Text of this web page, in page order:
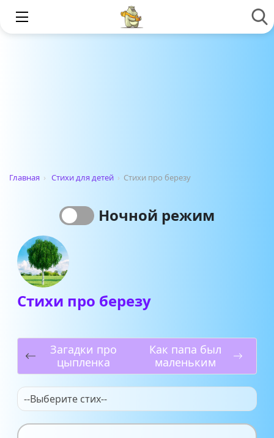
Главная › Стихи для детей › Стихи про березу
Ночной режим
Стихи про березу
Загадки про
цыпленка
Как папа был
маленьким
--Выберите стих--